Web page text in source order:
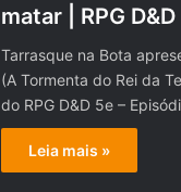
matar | RPG
Tarrasque na Bota
(A Tormenta do Rei da
do RPG D&D 5e –
Leia mais »